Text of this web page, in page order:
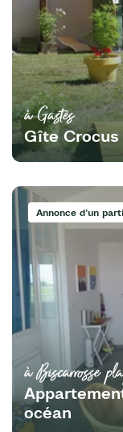
à Gastes
Gîte
Annonce d'un
à Biscarrosse
océan